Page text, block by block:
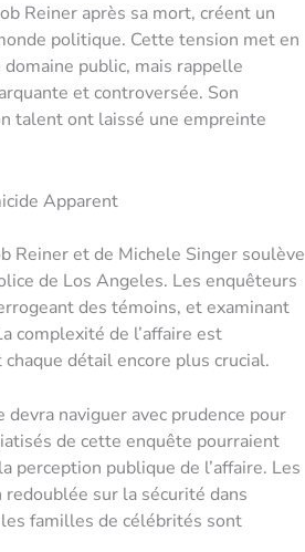
Reiner après sa mort, créent un
politique. Cette tension met en
public, mais rappelle
et controversée. Son
talent ont laissé une empreinte
Apparent
Reiner et de Michele Singer soulève
de Los Angeles. Les enquêteurs
des témoins, et examinant
complexité de l’affaire est
détail encore plus crucial.
naviguer avec prudence pour
de cette enquête pourraient
perception publique de l’affaire. Les
sur la sécurité dans
familles de célébrités sont